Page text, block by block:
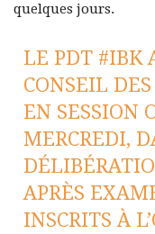
quelques jours.
LE PDT #IBK
CONSEIL
EN SESSION
MERCREDI,
APRÈS
INSCRITS À